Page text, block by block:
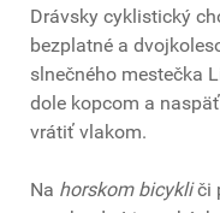
Drávsky cyklistický
bezplatné a
slnečného mestečka
dole kopcom a
vrátiť vlakom.
Na horskom bicykliči